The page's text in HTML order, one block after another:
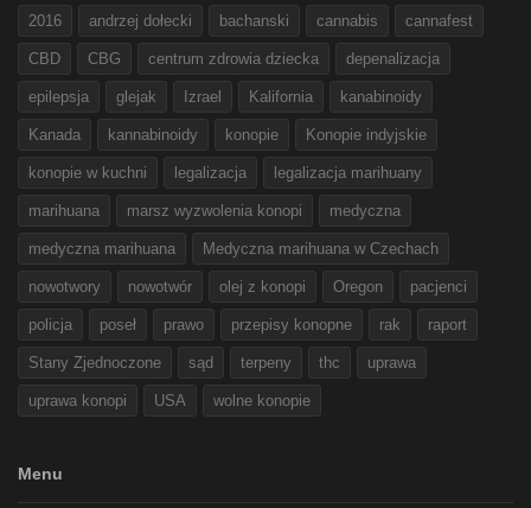
2016 andrzej dołecki bachanski cannabis cannafest
CBD CBG centrum zdrowia dziecka depenalizacja
epilepsja glejak Izrael Kalifornia kanabinoidy
Kanada kannabinoidy konopie Konopie indyjskie
konopie w kuchni legalizacja legalizacja marihuany
marihuana marsz wyzwolenia konopi medyczna
medyczna marihuana Medyczna marihuana w Czechach
nowotwory nowotwór olej z konopi Oregon pacjenci
policja poseł prawo przepisy konopne rak raport
Stany Zjednoczone sąd terpeny thc uprawa
uprawa konopi USA wolne konopie
Menu